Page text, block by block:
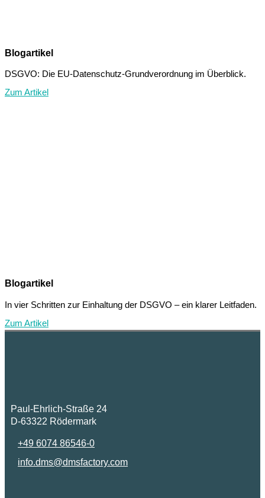
Blogartikel
DSGVO: Die EU-Datenschutz-Grundverordnung im Überblick.
Zum Artikel
Blogartikel
In vier Schritten zur Einhaltung der DSGVO – ein klarer Leitfaden.
Zum Artikel
Paul-Ehrlich-Straße 24
D-63322 Rödermark
+49 6074 86546-0
info.dms@dmsfactory.com